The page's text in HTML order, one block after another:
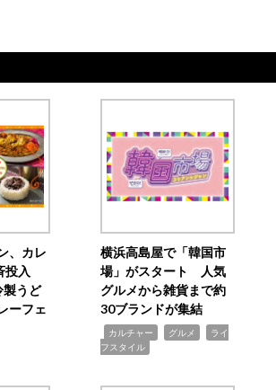
、カレ
投入
製うど
ーフェ
横浜高島屋で「韓国市
場」がスタート 人気
グルメから雑貨まで約
30ブランドが集結
カルチャー グルメ
ライ
フスタイル